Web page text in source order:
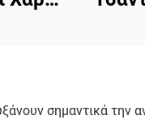
σημαντικά την